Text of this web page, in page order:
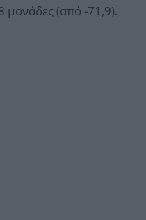
μονάδες (από -71,9).